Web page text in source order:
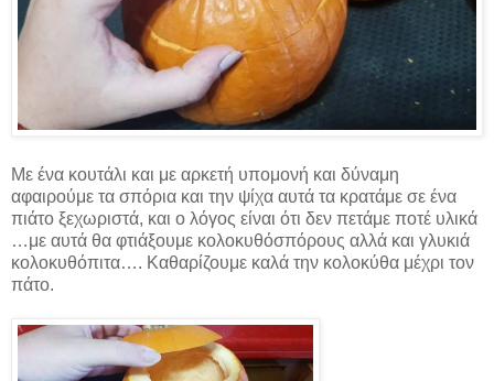
Με ένα κουτάλι και με αρκετή υπομονή και δύναμη
αφαιρούμε τα σπόρια και την ψίχα αυτά τα κρατάμε σε ένα
πιάτο ξεχωριστά, και ο λόγος είναι ότι δεν πετάμε ποτέ υλικά
…με αυτά θα φτιάξουμε κολοκυθόσπόρους αλλά και γλυκιά
κολοκυθόπιτα…. Καθαρίζουμε καλά την κολοκύθα μέχρι τον
πάτο.